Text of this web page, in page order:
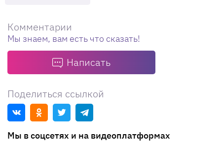
Комментарии
Мы знаем, вам есть что сказать!
Написать
Поделиться ссылкой
Мы в соцсетях и на видеоплатформах